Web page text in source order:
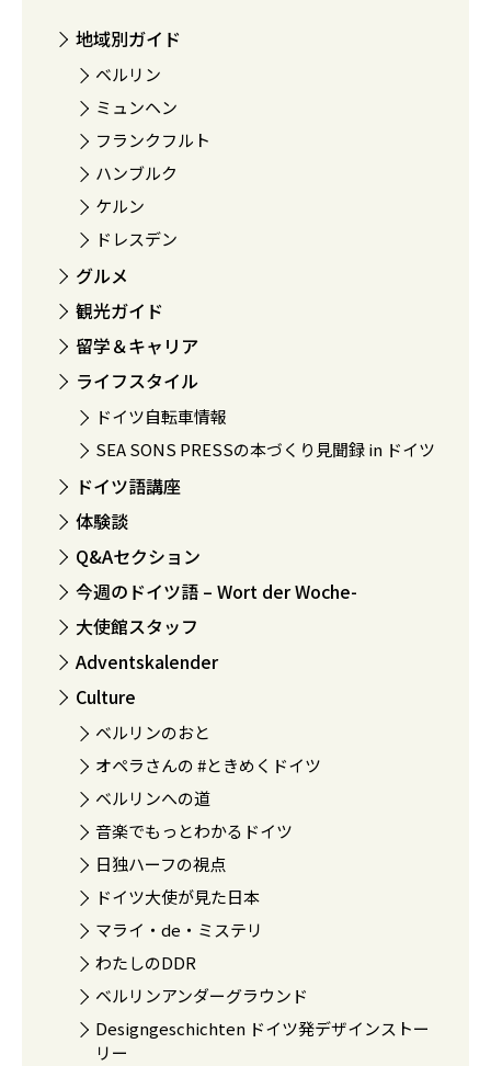
地域別ガイド
ベルリン
ミュンヘン
フランクフルト
ハンブルク
ケルン
ドレスデン
グルメ
観光ガイド
留学＆キャリア
ライフスタイル
ドイツ自転車情報
SEA SONS PRESSの本づくり見聞録 in ドイツ
ドイツ語講座
体験談
Q&Aセクション
今週のドイツ語 – Wort der Woche-
大使館スタッフ
Adventskalender
Culture
ベルリンのおと
オペラさんの #ときめくドイツ
ベルリンへの道
音楽でもっとわかるドイツ
日独ハーフの視点
ドイツ大使が見た日本
マライ・de・ミステリ
わたしのDDR
ベルリンアンダーグラウンド
Designgeschichten ドイツ発デザインストー
リー